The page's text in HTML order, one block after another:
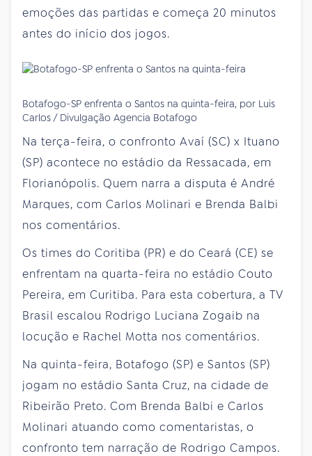
emoções das partidas e começa 20 minutos
antes do início dos jogos.
Botafogo-SP enfrenta o Santos na quinta-feira, por Luis
Carlos / Divulgação Agencia Botafogo
Na terça-feira, o confronto Avaí (SC) x Ituano
(SP) acontece no estádio da Ressacada, em
Florianópolis. Quem narra a disputa é André
Marques, com Carlos Molinari e Brenda Balbi
nos comentários.
Os times do Coritiba (PR) e do Ceará (CE) se
enfrentam na quarta-feira no estádio Couto
Pereira, em Curitiba. Para esta cobertura, a TV
Brasil escalou Rodrigo Luciana Zogaib na
locução e Rachel Motta nos comentários.
Na quinta-feira, Botafogo (SP) e Santos (SP)
jogam no estádio Santa Cruz, na cidade de
Ribeirão Preto. Com Brenda Balbi e Carlos
Molinari atuando como comentaristas, o
confronto tem narração de Rodrigo Campos.